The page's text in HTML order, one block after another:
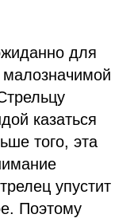
для
малозначимой
казаться
того, эта
упустит
Поэтому